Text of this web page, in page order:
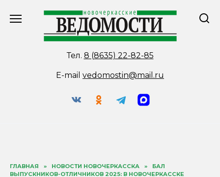
Тел. 8 (8635) 22-82-85
E-mail vedomostin@mail.ru
ГЛАВНАЯ » НОВОСТИ НОВОЧЕРКАССКА »
БАЛ
ВЫПУСКНИКОВ-ОТЛИЧНИКОВ 2025: В НОВОЧЕРКАССКЕ